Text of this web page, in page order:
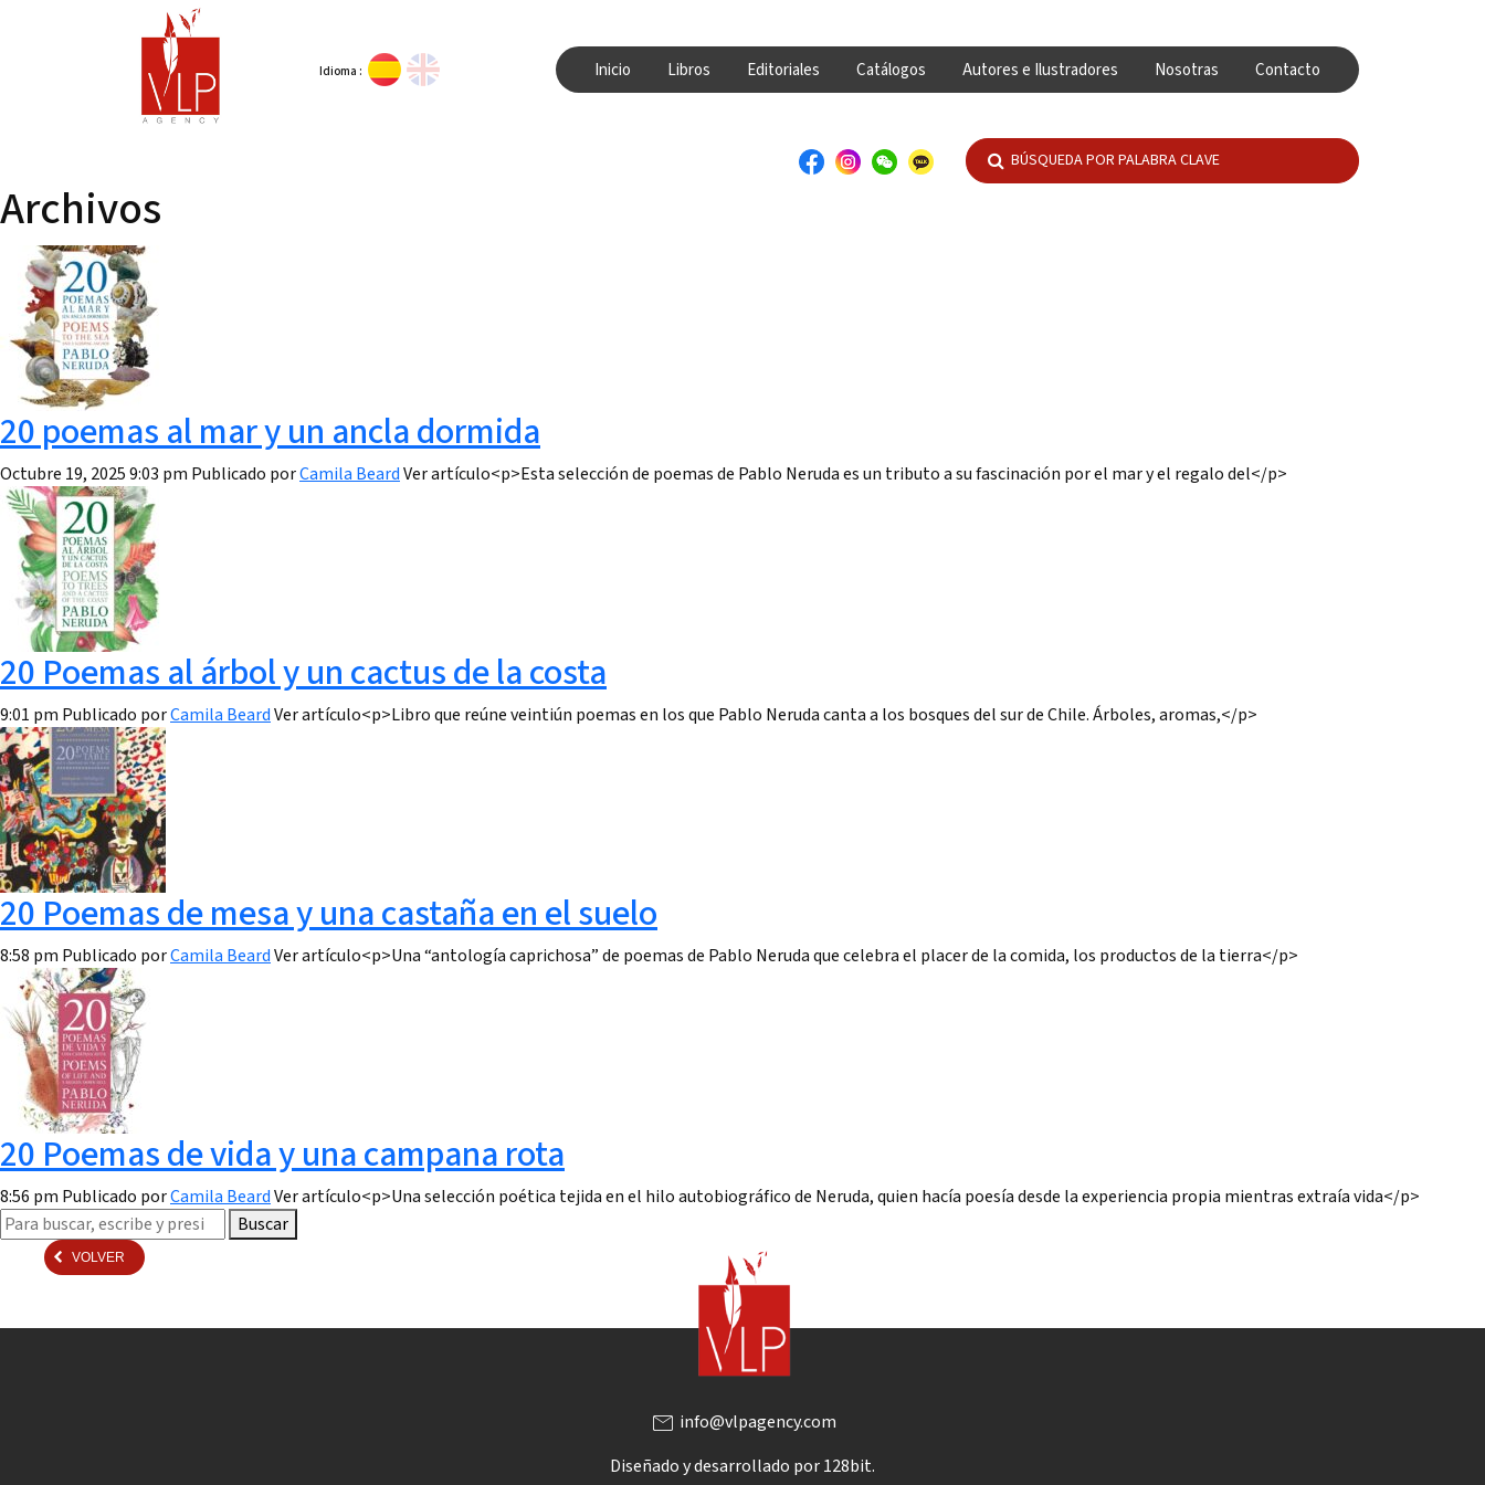
Idioma : Inicio Libros Editoriales Catálogos Autores e Ilustradores Nosotras Contacto
Archivos
20 poemas al mar y un ancla dormida
Octubre 19, 2025 9:03 pm Publicado porCamila BeardVer artículo<p>Esta selección de poemas de Pablo Neruda es un tributo a su fascinación por el mar y el regalo del</p>
20 Poemas al árbol y un cactus de la costa
9:01 pm Publicado porCamila BeardVer artículo<p>Libro que reúne veintiún poemas en los que Pablo Neruda canta a los bosques del sur de Chile. Árboles, aromas,</p>
20 Poemas de mesa y una castaña en el suelo
8:58 pm Publicado porCamila BeardVer artículo<p>Una “antología caprichosa” de poemas de Pablo Neruda que celebra el placer de la comida, los productos de la tierra</p>
20 Poemas de vida y una campana rota
8:56 pm Publicado porCamila BeardVer artículo<p>Una selección poética tejida en el hilo autobiográfico de Neruda, quien hacía poesía desde la experiencia propia mientras extraía vida</p>
Buscar
VOLVER
mail info@vlpagency.com
Diseñado y desarrollado por128bit.